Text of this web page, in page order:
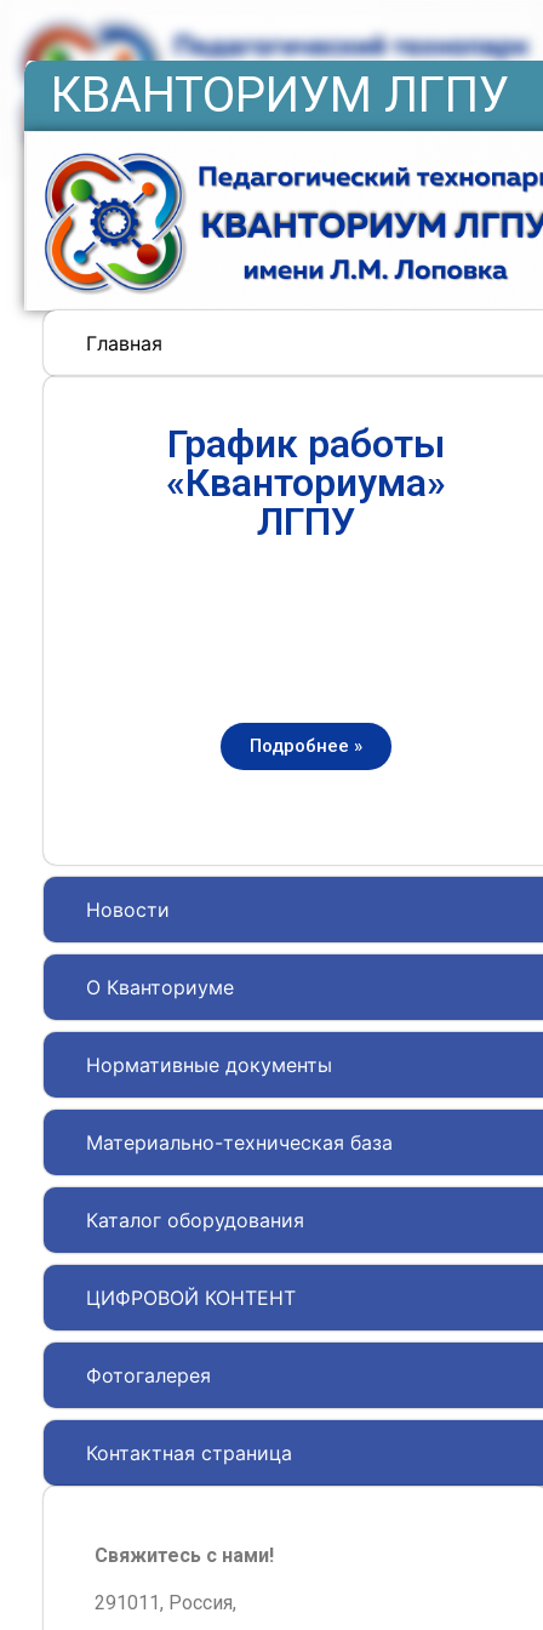
КВАНТОРИУМ ЛГПУ
Главная
Новости
О Кванториуме
Нормативные документы
Материально-техническая база
Каталог оборудования
ЦИФРОВОЙ КОНТЕНТ
Фотогалерея
Контактная страница
График работы
«Кванториума»
ЛГПУ
Подробнее »
Свяжитесь с нами!
291011, Россия,